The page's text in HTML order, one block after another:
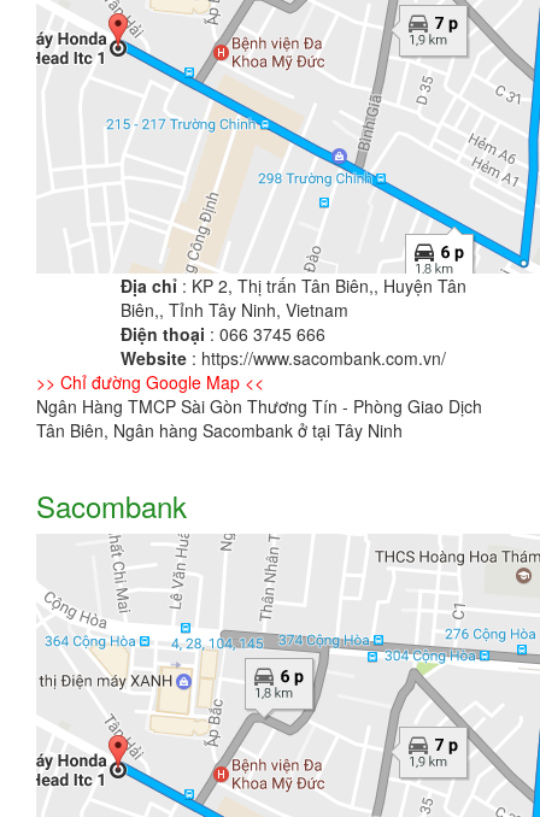
Địa chỉ : KP 2, Thị trấn Tân Biên,, Huyện Tân
Biên,, Tỉnh Tây Ninh, Vietnam
Điện thoại : 066 3745 666
Website : https://www.sacombank.com.vn/
>> Chỉ đường Google Map <<
Ngân Hàng TMCP Sài Gòn Thương Tín - Phòng Giao Dịch
Tân Biên, Ngân hàng Sacombank ở tại Tây Ninh
Sacombank